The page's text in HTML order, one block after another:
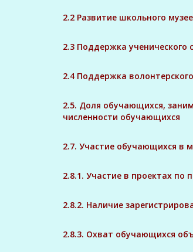
2.2 Развитие школьного
2.3 Поддержка ученического
2.4 Поддержка
2.5. Доля обучающихся,
численности обучающихся
2.7. Участие обучающихся в
2.8.1. Участие в проектах
2.8.2. Наличие
2.8.3. Охват обучающихся